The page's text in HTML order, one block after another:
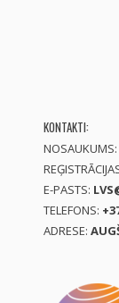
KONTAKTI:
NOSAUKUMS:
E-PASTS:
TELEFONS:
ADRESE: